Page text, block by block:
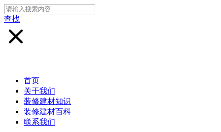
查找
首页
关于我们
装修建材知识
装修建材百科
联系我们